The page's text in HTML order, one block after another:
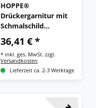
HOPPE®
Drückergarnitur mit
Schmalschild
Luxembourg
099KH/3357N/1500,
Aluminium
36,41 € *
* inkl. ges. MwSt. zzgl.
Versandkosten
Lieferzeit ca. 2-3 Werktage